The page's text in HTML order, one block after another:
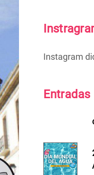
Instagram